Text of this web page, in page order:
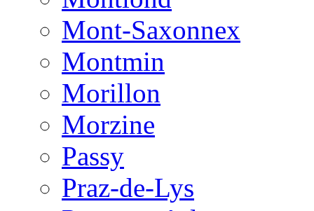
Mont-Saxonnex
Montmin
Morillon
Morzine
Passy
Praz-de-Lys